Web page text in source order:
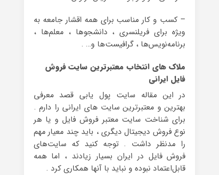
– کسب و کار مناسب برای همه اقشار جامعه به
ویژه برای فریلنسری ، دانشجوها ، معلم‌ها ،
برنامه‌نویس‌ها ، گرافیست‌ها و… .
ملاک های انتخاب معتبرترین سایت فروش
فایل ایرانی
در این مقاله سایت پول یابی قصد معرفی
بهترین و معتبرترین سایت های ایرانی را دارم .
برای شناخت سایت معتبر فروش فایل و یا هر
نوع فروش دیجیتال دیگری ، باید چند معیار مهم
را مدنظر داشت . توجه کنید که سایت‌های
فروش فایل در ایران بسیار زیادند ، اما همه
قابل‌اعتماد نبوده و نباید با آنها همکاری کرد .